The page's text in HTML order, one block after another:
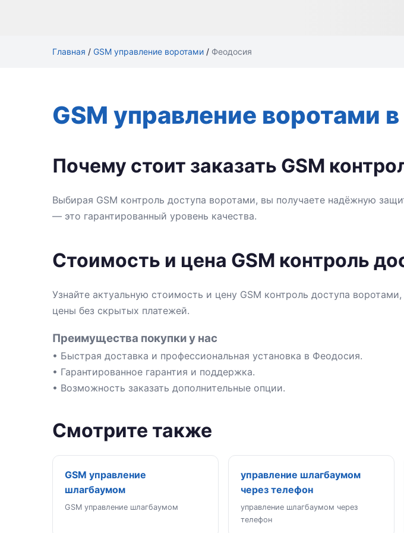
Главная / GSM управление воротами / Феодосия
GSM управление воротами
Почему стоит заказать GSM
Выбирая GSM контроль доступа воротами, вы получаете надёжную
— это гарантированный уровень качества.
Стоимость и цена GSM контроль
Узнайте актуальную стоимость и цену GSM контроль доступа
цены без скрытых платежей.
Преимущества покупки у нас
• Быстрая доставка и профессиональная установка в Феодосия.
• Гарантированное гарантия и поддержка.
• Возможность заказать дополнительные опции.
Смотрите также
GSM управление
шлагбаумом
GSM управление шлагбаумом
управление шлагбаумом
через телефон
управление шлагбаумом через
телефон